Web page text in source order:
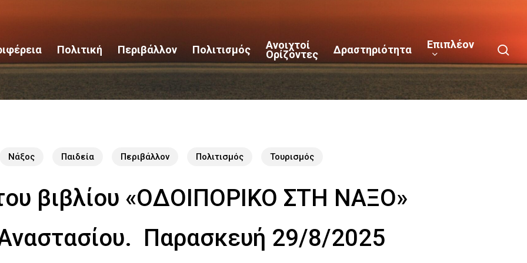
Πολιτική Περιβάλλον Πολιτισμός Ανοιχτοί
Ορίζοντες Δραστηριότητα Επιπλέον
Νάξος Παιδεία Περιβάλλον Πολιτισμός Τουρισμός
βιβλίου «ΟΔΟΙΠΟΡΙΚΟ ΣΤΗ ΝΑΞΟ»
Παρασκευή 29/8/2025